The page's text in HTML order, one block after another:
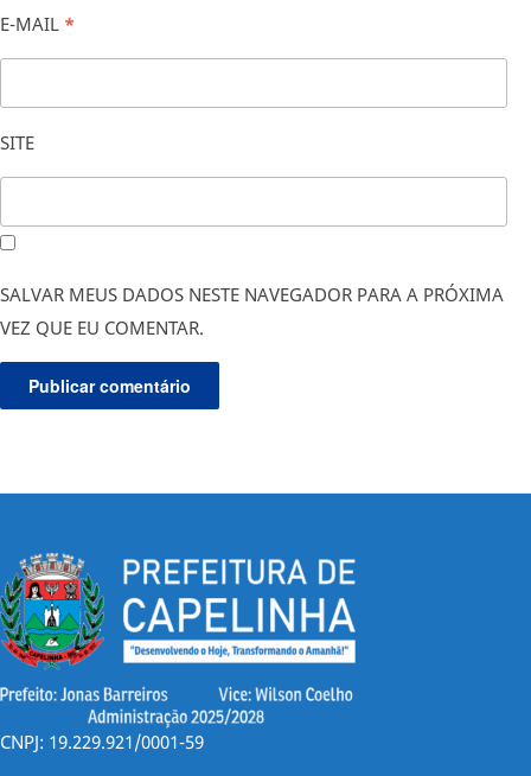
E-MAIL *
SITE
SALVAR MEUS DADOS NESTE NAVEGADOR PARA A PRÓXIMA
VEZ QUE EU COMENTAR.
CNPJ: 19.229.921/0001-59